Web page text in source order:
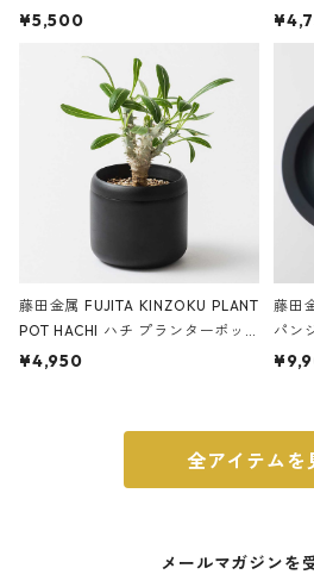
サンドカラー 石調 ideaco Station
¥5,500
石調
E ス
藤田金属 FUJITA KINZOKU PLANT
POT HACHI ハチ プランターポッ
ト 3号 ブラック
¥4,950
藤田
パン
m ガ
全アイテムを
メールマガジンを